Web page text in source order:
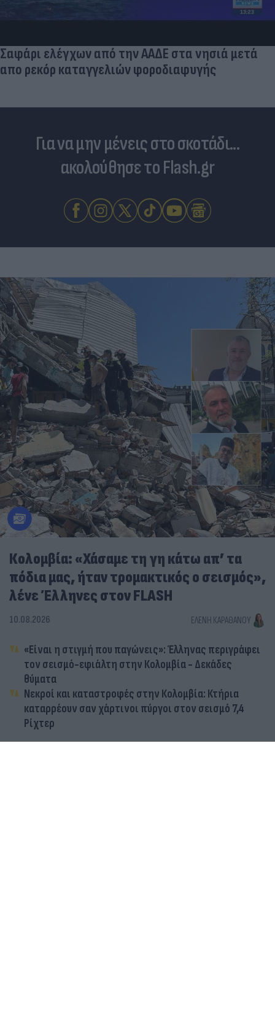
Σαφάρι ελέγχων από την ΑΑΔΕ στα νησιά μετά
απο ρεκόρ καταγγελιών φοροδιαφυγής
Για να μην μένεις στο σκοτάδι...
ακολούθησε το Flash.gr
Κολομβία: «Χάσαμε τη γη κάτω απ’ τα
πόδια μας, ήταν τρομακτικός ο σεισμός»,
λένε Έλληνες στον FLASH
10.08.2026 ΕΛΈΝΗ ΚΑΡΑΘΆΝΟΥ
«Είναι η στιγμή που παγώνεις»: Έλληνας περιγράφει
τον σεισμό-εφιάλτη στην Κολομβία - Δεκάδες
θύματα
Νεκροί και καταστροφές στην Κολομβία: Κτήρια
καταρρέουν σαν χάρτινοι πύργοι στον σεισμό 7,4
Ρίχτερ